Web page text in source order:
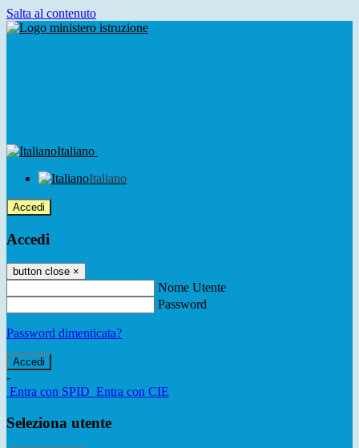
Salta al contenuto
Italiano
Italiano
Accedi
Accedi
button close ×
Nome Utente
Password
Password dimenticata?
-
Entra con SPID Entra con CIE
Seleziona utente